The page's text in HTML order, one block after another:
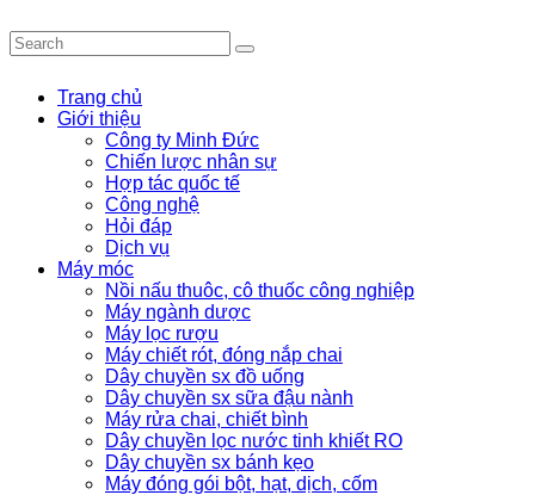
Trang chủ
Giới thiệu
Công ty Minh Đức
Chiến lược nhân sự
Hợp tác quốc tế
Công nghệ
Hỏi đáp
Dịch vụ
Máy móc
Nồi nấu thuôc, cô thuốc công nghiệp
Máy ngành dược
Máy lọc rượu
Máy chiết rót, đóng nắp chai
Dây chuyền sx đồ uống
Dây chuyền sx sữa đậu nành
Máy rửa chai, chiết bình
Dây chuyền lọc nước tinh khiết RO
Dây chuyền sx bánh kẹo
Máy đóng gói bột, hạt, dịch, cốm